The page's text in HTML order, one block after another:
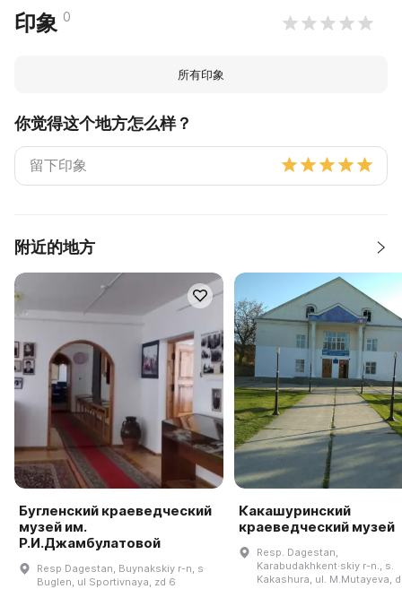
印象 0
所有印象
你觉得这个地方怎么样？
附近的地方
Бугленский краеведческий
музей им.
Р.И.Джамбулатовой
Resp Dagestan, Buynakskiy r-n, s
Buglen, ul Sportivnaya, zd 6
Какашуринский
краеведческий музей
Resp. Dagestan,
Karabudakhkent·skiy r-n., s.
Kakashura, ul. M.Mutayeva,